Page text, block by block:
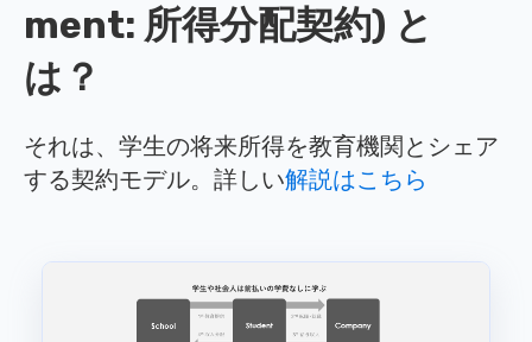
ment: 所得分配契約) と
は？
それは、学生の将来所得を教育機関とシェア
する契約モデル。詳しい解説はこちら